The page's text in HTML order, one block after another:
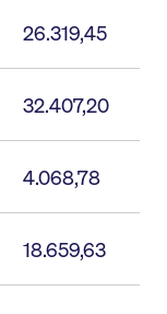
26.319,45
32.407,20
4.068,78
18.659,63